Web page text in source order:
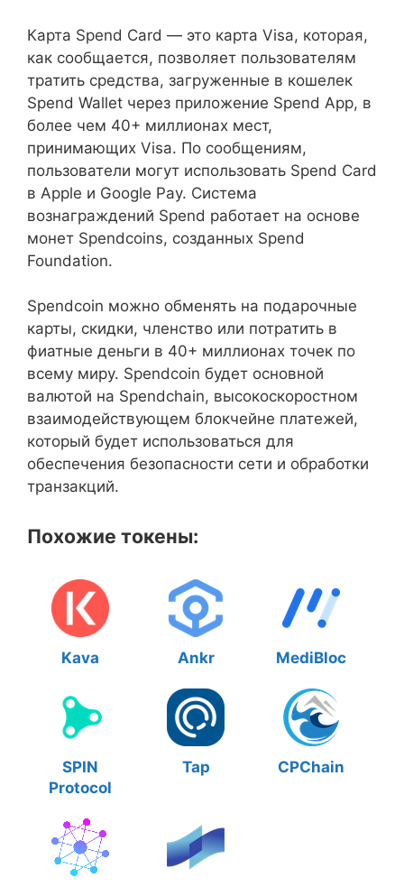
Карта Spend Card — это карта Visa, которая,
как сообщается, позволяет пользователям
тратить средства, загруженные в кошелек
Spend Wallet через приложение Spend App, в
более чем 40+ миллионах мест,
принимающих Visa. По сообщениям,
пользователи могут использовать Spend Card
в Apple и Google Pay. Система
вознаграждений Spend работает на основе
монет Spendcoins, созданных Spend
Foundation.
Spendcoin можно обменять на подарочные
карты, скидки, членство или потратить в
фиатные деньги в 40+ миллионах точек по
всему миру. Spendcoin будет основной
валютой на Spendchain, высокоскоростном
взаимодействующем блокчейне платежей,
который будет использоваться для
обеспечения безопасности сети и обработки
транзакций.
Похожие токены:
Kava Ankr MediBloc
SPIN
Protocol
Tap CPChain